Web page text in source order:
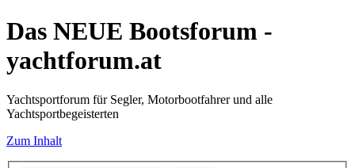
Das NEUE Bootsforum -
yachtforum.at
Yachtsportforum für Segler, Motorbootfahrer und alle
Yachtsportbegeisterten
Zum Inhalt